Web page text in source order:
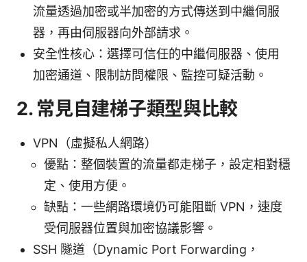
流量透過加密或半加密的方式傳送到中繼伺服
器，再由伺服器向外部請求。
安全性核心：選擇可信任的中繼伺服器、使用
加密通道、限制訪問權限、監控可疑活動。
2. 常見自建梯子類型與比較
VPN（虛擬私人網路）
優點：整個裝置的流量都走梯子，設定相對穩
定、使用方便。
缺點：一些網路環境仍可能阻斷 VPN，速度
受伺服器位置與加密協議影響。
SSH 隧道（Dynamic Port Forwarding，